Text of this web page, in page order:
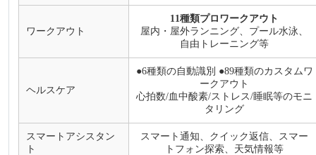
ワークアウト
11種類プロワークアウト
屋内・屋外ランニング、プール水泳、
自由トレーニング等
ヘルスケア
●6種類の自動識別 ●89種類のカスタムワ
ークアウト
心拍数/血中酸素/ストレス/睡眠等のモニ
タリング
スマートアシスタン
ト
スマート通知、クイック返信、スマー
トフォン探索、天気情報等